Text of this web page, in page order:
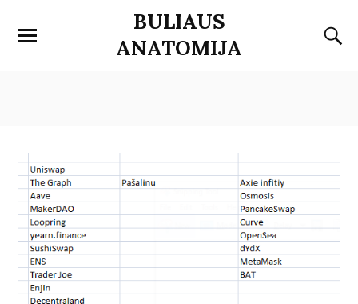
BULIAUS
ANATOMIJA